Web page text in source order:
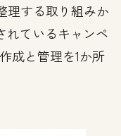
理する取り組みか
れているキャンペ
成と管理を1か所